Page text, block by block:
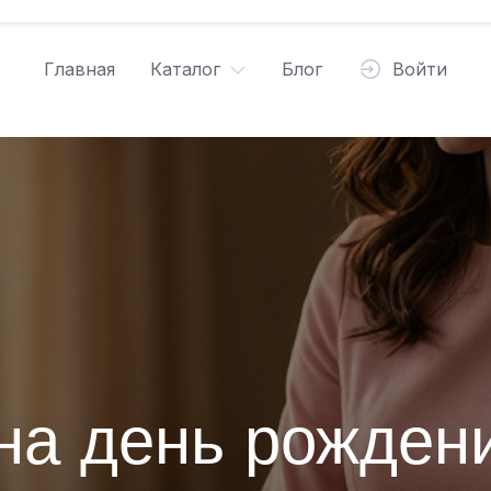
Главная Каталог Блог Войти
день